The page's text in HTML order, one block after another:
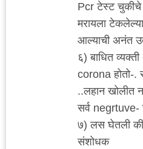
Pcr टेस्ट
मरायला
आल्याची अनंत
६) बाधित
corona होतो-.
..लहान खोलीत
सर्व negrtuve-
७) लस घेतली की
संशोधक